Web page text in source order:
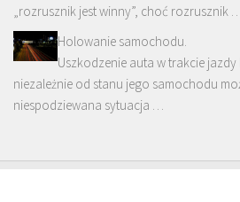
„rozrusznik jest winny”, choć rozrusznik
Holowanie samochodu.
Uszkodzenie auta w trakcie
niezależnie od stanu jego samochodu
niespodziewana sytuacja …